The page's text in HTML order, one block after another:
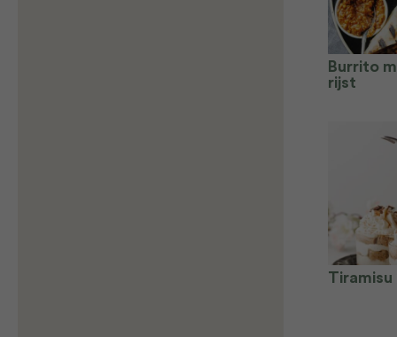
Burrito
rijst
Tiramisu